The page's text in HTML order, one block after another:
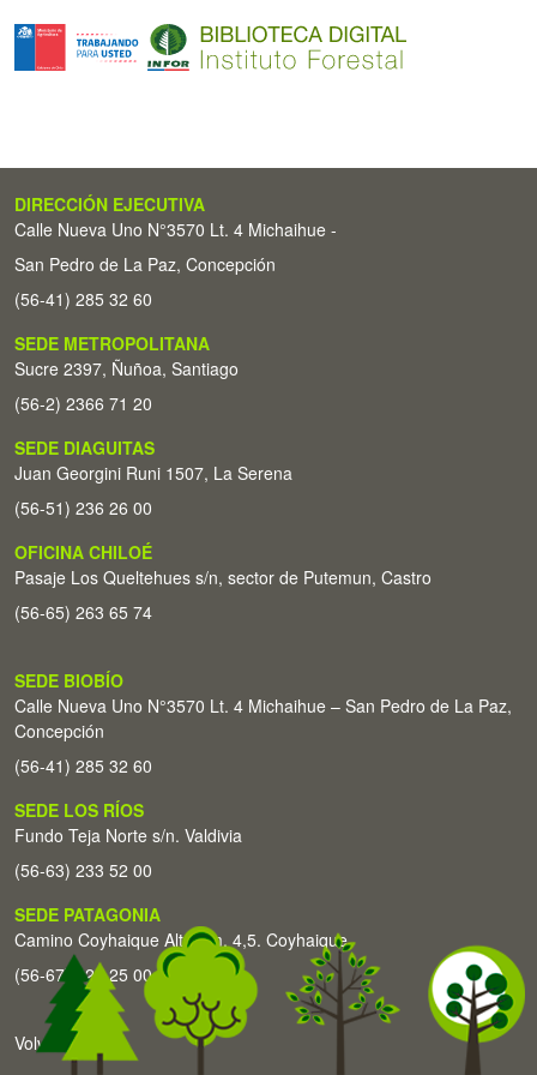
DIRECCIÓN EJECUTIVA
Calle Nueva Uno N°3570 Lt. 4 Michaihue -
San Pedro de La Paz, Concepción
(56-41) 285 32 60
SEDE METROPOLITANA
Sucre 2397, Ñuñoa, Santiago
(56-2) 2366 71 20
SEDE DIAGUITAS
Juan Georgini Runi 1507, La Serena
(56-51) 236 26 00
OFICINA CHILOÉ
Pasaje Los Queltehues s/n, sector de Putemun, Castro
(56-65) 263 65 74
SEDE BIOBÍO
Calle Nueva Uno N°3570 Lt. 4 Michaihue – San Pedro de La Paz,
Concepción
(56-41) 285 32 60
SEDE LOS RÍOS
Fundo Teja Norte s/n. Valdivia
(56-63) 233 52 00
SEDE PATAGONIA
Camino Coyhaique Alto Km. 4,5. Coyhaique
(56-67) 226 25 00
Volver arriba